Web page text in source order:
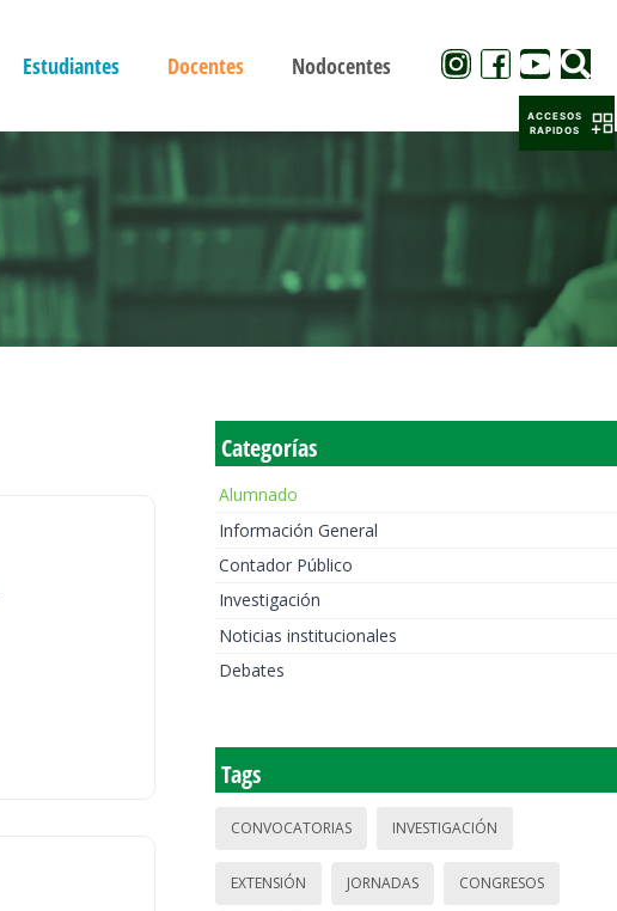
Estudiantes Docentes Nodocentes
Categorías
Alumnado
Información General
Contador Público
Investigación
Noticias institucionales
Debates
Tags
CONVOCATORIAS INVESTIGACIÓN
EXTENSIÓN JORNADAS CONGRESOS
ACCESOS
RAPIDOS